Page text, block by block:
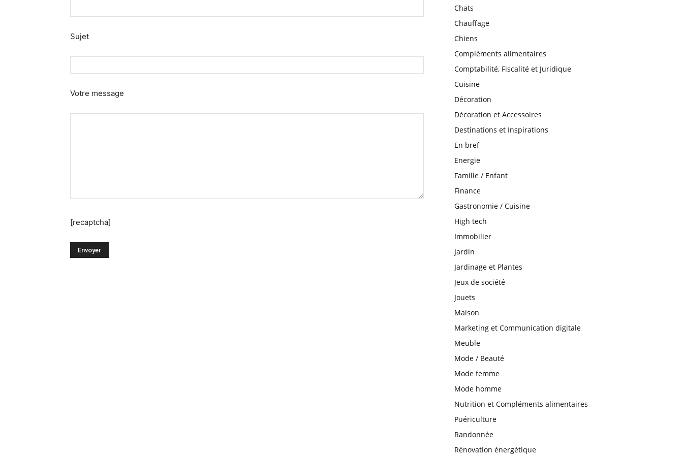
Sujet
Votre message
[recaptcha]
Chats
Chauffage
Chiens
Compléments alimentaires
Comptabilité, Fiscalité et Juridique
Cuisine
Décoration
Décoration et Accessoires
Destinations et Inspirations
En bref
Energie
Famille / Enfant
Finance
Gastronomie / Cuisine
High tech
Immobilier
Jardin
Jardinage et Plantes
Jeux de société
Jouets
Maison
Marketing et Communication digitale
Meuble
Mode / Beauté
Mode femme
Mode homme
Nutrition et Compléments alimentaires
Puériculture
Randonnée
Rénovation énergétique